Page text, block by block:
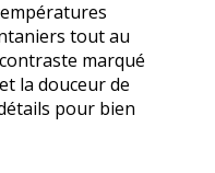
tout au
marqué
la douceur de
pour bien